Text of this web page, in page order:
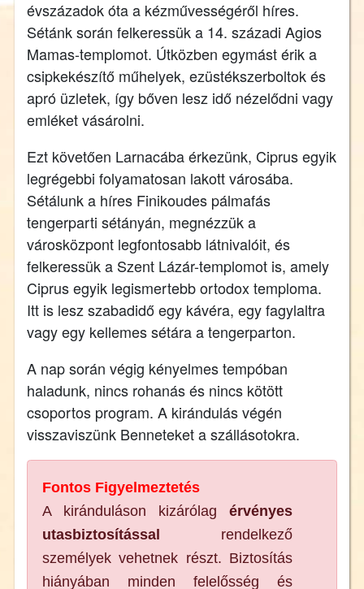
évszázadok óta a kézművességéről híres.
Sétánk során felkeressük a 14. századi Agios
Mamas-templomot. Útközben egymást érik a
csipkekészítő műhelyek, ezüstékszerboltok és
apró üzletek, így bőven lesz idő nézelődni vagy
emléket vásárolni.
Ezt követően Larnacába érkezünk, Ciprus egyik
legrégebbi folyamatosan lakott városába.
Sétálunk a híres Finikoudes pálmafás
tengerparti sétányán, megnézzük a
városközpont legfontosabb látnivalóit, és
felkeressük a Szent Lázár-templomot is, amely
Ciprus egyik legismertebb ortodox temploma.
Itt is lesz szabadidő egy kávéra, egy fagylaltra
vagy egy kellemes sétára a tengerparton.
A nap során végig kényelmes tempóban
haladunk, nincs rohanás és nincs kötött
csoportos program. A kirándulás végén
visszaviszünk Benneteket a szállásotokra.
Fontos Figyelmeztetés
A kiránduláson kizárólag érvényes
utasbiztosítással rendelkező
személyek vehetnek részt. Biztosítás
hiányában minden felelősség és